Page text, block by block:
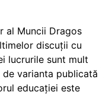
al Muncii Dragos
discuții cu
lucrurile sunt mult
varianta publicată
educației este